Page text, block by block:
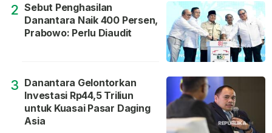
2 Sebut Penghasilan
Danantara Naik 400 Persen,
Prabowo: Perlu Diaudit
3 Danantara Gelontorkan
Investasi Rp44,5 Triliun
untuk Kuasai Pasar Daging
Asia